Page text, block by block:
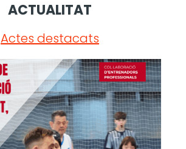
ACTUALITAT
Actes destacats